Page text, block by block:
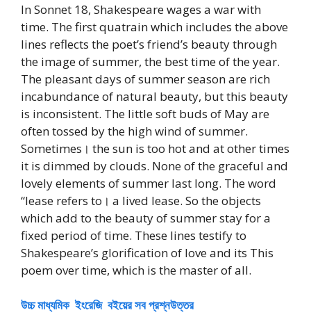
In Sonnet 18, Shakespeare wages a war with
time. The first quatrain which includes the above
lines reflects the poet’s friend’s beauty through
the image of summer, the best time of the year.
The pleasant days of summer season are rich
incabundance of natural beauty, but this beauty
is inconsistent. The little soft buds of May are
often tossed by the high wind of summer.
Sometimes। the sun is too hot and at other times
it is dimmed by clouds. None of the graceful and
lovely elements of summer last long. The word
“lease refers to। a lived lease. So the objects
which add to the beauty of summer stay for a
fixed period of time. These lines testify to
Shakespeare’s glorification of love and its This
poem over time, which is the master of all.
উচ্চ মাধ্যমিক ইংরেজি বইয়ের সব প্রশ্নউত্তর